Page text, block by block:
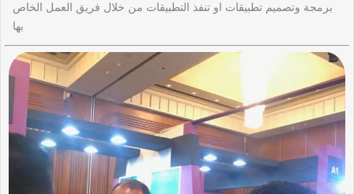
برمجة وتصميم تطبيقات او تنفذ التطبيقات من خلال فريق العمل الخاص
بها